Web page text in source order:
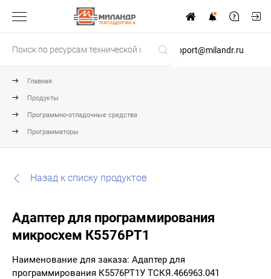
ТЕХПОДДЕРЖКА
support@milandr.ru
Главная
Продукты
Программно-отладочные средства
Программаторы
Назад к списку продуктов
Адаптер для программирования
микросхем К5576РТ1
Наименование для заказа: Адаптер для
программирования К5576РТ1У ТСКЯ.466963.041